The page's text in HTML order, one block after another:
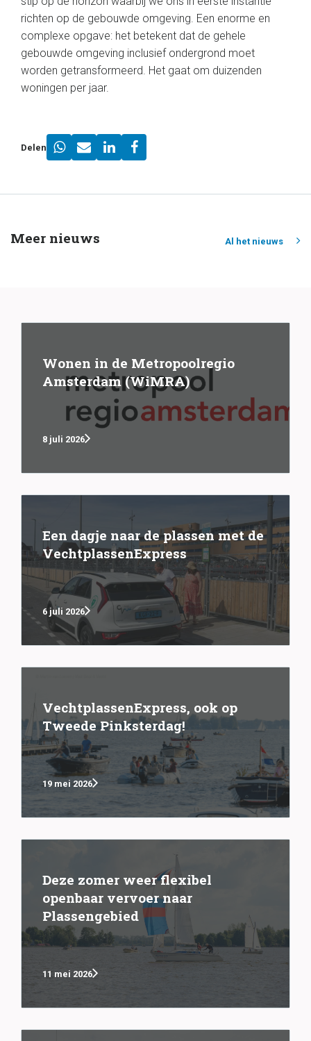
richten op de gebouwde omgeving. Een enorme en
complexe opgave: het betekent dat de gehele
gebouwde omgeving inclusief ondergrond moet
worden getransformeerd. Het gaat om duizenden
woningen per jaar.
Delen
Meer nieuws Al het nieuws
Wonen in de Metropoolregio
Amsterdam (WiMRA)
8 juli 2026
Een dagje naar de plassen met de
VechtplassenExpress
6 juli 2026
VechtplassenExpress, ook op
Tweede Pinksterdag!
19 mei 2026
Deze zomer weer flexibel
openbaar vervoer naar
Plassengebied
11 mei 2026